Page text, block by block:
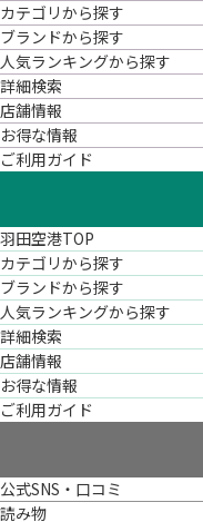
カテゴリから探す
ブランドから探す
人気ランキングから探す
詳細検索
店舗情報
お得な情報
ご利用ガイド
羽田空港TOP
カテゴリから探す
ブランドから探す
人気ランキングから探す
詳細検索
店舗情報
お得な情報
ご利用ガイド
公式SNS・口コミ
読み物